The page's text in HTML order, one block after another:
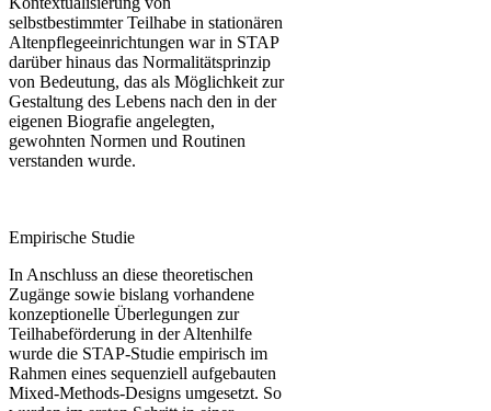
selbstbestimmter Teilhabe in stationären
Altenpflegeeinrichtungen war in STAP
darüber hinaus das Normalitätsprinzip
von Bedeutung, das als Möglichkeit zur
Gestaltung des Lebens nach den in der
eigenen Biografie angelegten,
gewohnten Normen und Routinen
verstanden wurde.
Empirische Studie
In Anschluss an diese theoretischen
Zugänge sowie bislang vorhandene
konzeptionelle Überlegungen zur
Teilhabeförderung in der Altenhilfe
wurde die STAP-Studie empirisch im
Rahmen eines sequenziell aufgebauten
Mixed-Methods-Designs umgesetzt. So